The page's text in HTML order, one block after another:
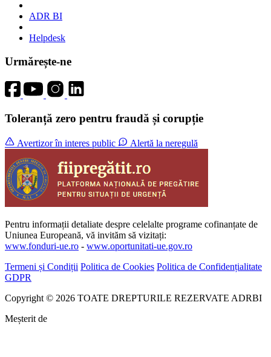
ADR BI
Helpdesk
Urmărește-ne
Toleranță zero pentru fraudă și corupție
Avertizor în interes public Alertă la neregulă
Pentru informații detaliate despre celelalte programe cofinanțate de
Uniunea Europeană, vă invităm să vizitați:
www.fonduri-ue.ro - www.oportunitati-ue.gov.ro
Termeni și Condiții Politica de Cookies Politica de Confidențialitate
GDPR
Copyright © 2026 TOATE DREPTURILE REZERVATE ADRBI
Meșterit de